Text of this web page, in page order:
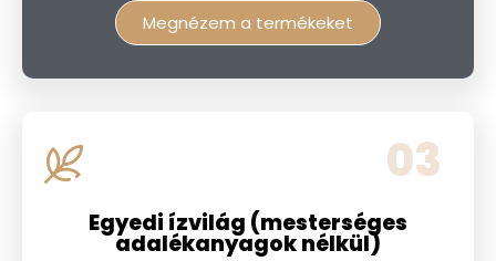
Megnézem a termékeket
03
Egyedi ízvilág (mesterséges
adalékanyagok nélkül)